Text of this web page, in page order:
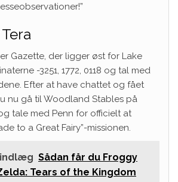
Gazette, der ligger øst for Lake
-3251, 1772, 0118 og tal med
Efter at have chattet og fået
nu gå til Woodland Stables på
og tale med Penn for officielt at
to a Great Fairy”-missionen.
Sådan får du Froggy
Tears of the Kingdom